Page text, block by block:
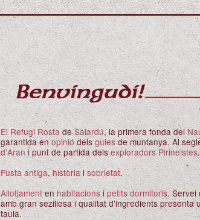
El Refugi Rosta deSalardú, la primera fonda del
garantida en opinió dels guies de muntanya. Al
d'Arani punt de partida delsexploradors Pirineistes.
Fusta antiga,històriai sobrietat.
Allotjamenten habitacionsi petits dormitoris.
amb gran sezillesa i qualitat d'ingredients presenta
taula.